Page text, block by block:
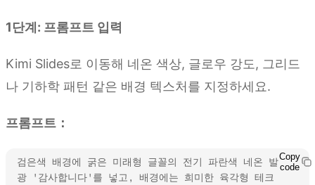
1단계: 프롬프트 입력
Kimi Slides로 이동해 네온 색상, 글로우 강도, 그리드
나 기하학 패턴 같은 배경 텍스처를 지정하세요.
프롬프트：
검은색 배경에 굵은 미래형 글꼴의 전기 파란색 네온 발
광 '감사합니다'를 넣고, 배경에는 희미한 육각형 테크
Copy
code